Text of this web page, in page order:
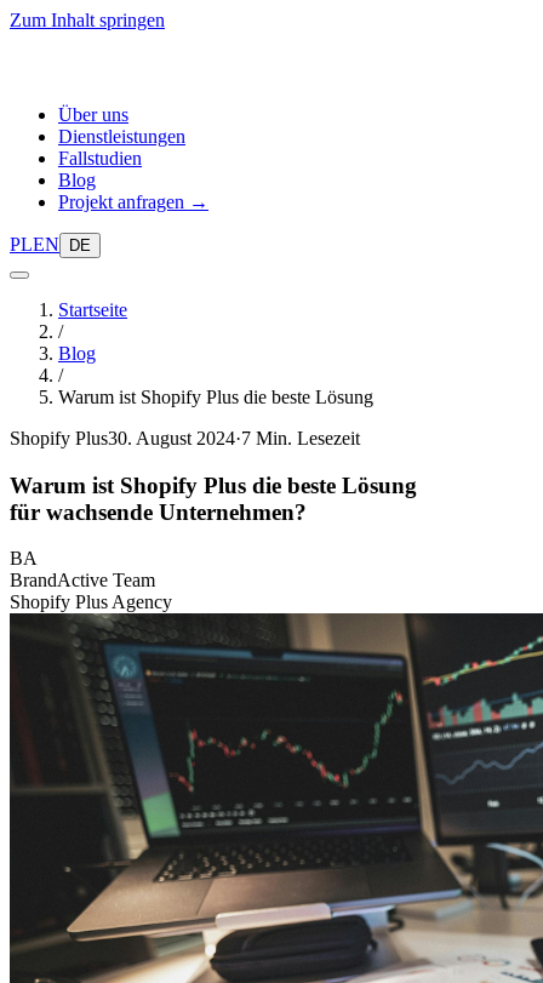
Zum Inhalt springen
Über uns
Dienstleistungen
Fallstudien
Blog
Projekt anfragen →
PLEN DE
Startseite
/
Blog
/
Warum ist Shopify Plus die beste Lösung
Shopify Plus30. August 2024·7 Min. Lesezeit
Warum ist Shopify Plus die beste Lösung
für wachsende Unternehmen?
BA
BrandActive Team
Shopify Plus Agency